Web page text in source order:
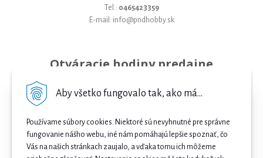
Aby všetko fungovalo tak, ako má...
Používame súbory cookies. Niektoré sú nevyhnutné pre správne
fungovanie nášho webu, iné nám pomáhajú lepšie spoznať, čo
Vás na našich stránkach zaujalo, a vďaka tomu ich môžeme
Tel.: 0465423359
E-mail: info@pndhobby.sk
Otváracie hodiny predajne
Streda 09-17
Štvrtok 09-17